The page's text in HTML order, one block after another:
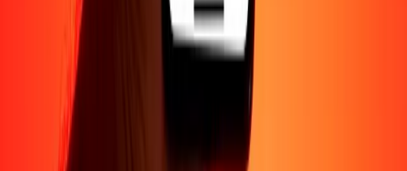
Blog Corporativo